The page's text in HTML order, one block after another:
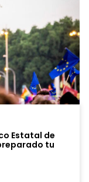
Estatal de
tu